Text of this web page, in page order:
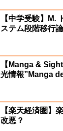
【中学受験】M.
ステム段階移行論
【Manga &
光情報”Manga
【楽天経済圏】
改悪？